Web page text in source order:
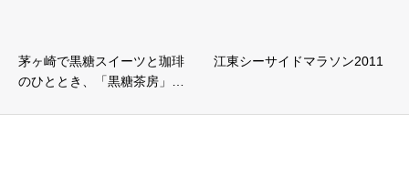
茅ヶ崎で黒糖スイーツと珈琲
のひととき、「黒糖茶房」…
江東シーサイドマラソン2011